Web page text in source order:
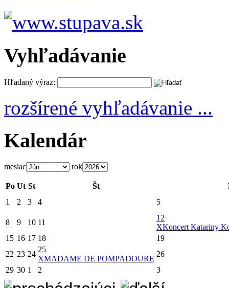
Vyhľadávanie
Hľadaný výraz:
rozšírené vyhľadávanie ...
Kalendár
mesiac rok
Po Ut St Št
1
2 3 4 5
8 9 10 11
12
XKoncert Katariny
15 16 17 18
19
22 23 24
25
XMADAME DE POMPADOURE
26
29 30 1 2 3